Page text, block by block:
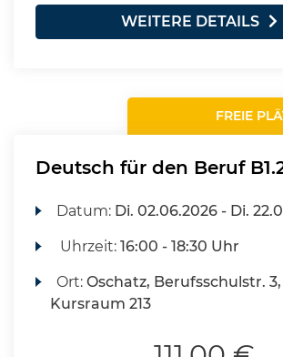
WEITERE DETAILS
FREIE
Deutsch für den Beruf
Datum: Di. 02.06.2026 - Di.
Uhrzeit:16:00 - 18:30 Uhr
Ort:Oschatz, Berufsschulstr. 3,
Kursraum 213